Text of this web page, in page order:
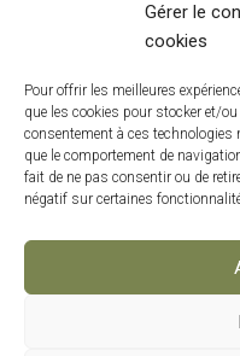
Gérer le
cookies
Pour offrir les meilleures
que les cookies pour stocker et/
consentement à ces technologies
que le comportement de
fait de ne pas consentir ou de
négatif sur certaines
Blog
Recettes
Trucs et conseils